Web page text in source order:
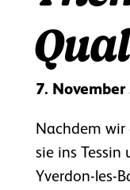
7. November
Nachdem wir
sie ins
Yverdon-les-